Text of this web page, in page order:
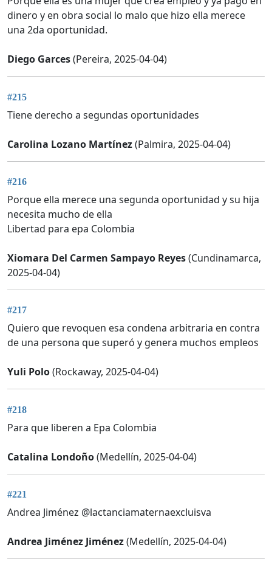
dinero y en obra social lo malo que hizo ella merece
una 2da oportunidad.
Diego Garces(Pereira, 2025-04-04)
#215
Tiene derecho a segundas oportunidades
Carolina Lozano Martínez(Palmira, 2025-04-04)
#216
Porque ella merece una segunda oportunidad y su hija
necesita mucho de ella
Libertad para epa Colombia
Xiomara Del Carmen Sampayo Reyes(Cundinamarca,
2025-04-04)
#217
Quiero que revoquen esa condena arbitraria en contra
de una persona que superó y genera muchos empleos
Yuli Polo(Rockaway, 2025-04-04)
#218
Para que liberen a Epa Colombia
Catalina Londoño(Medellín, 2025-04-04)
#221
Andrea Jiménez @lactanciamaternaexcluisva
Andrea Jiménez Jiménez(Medellín, 2025-04-04)